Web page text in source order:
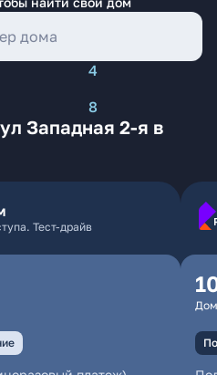
4
8
Западная 2-я в
Тест-драйв